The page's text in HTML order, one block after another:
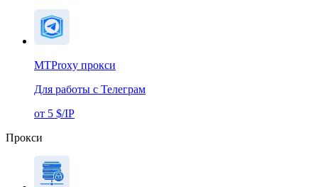
MTProxy прокси
Для работы с Телеграм
от 5 $/IP
Прокси